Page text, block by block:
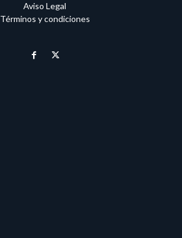
Aviso Legal
Términos y condiciones